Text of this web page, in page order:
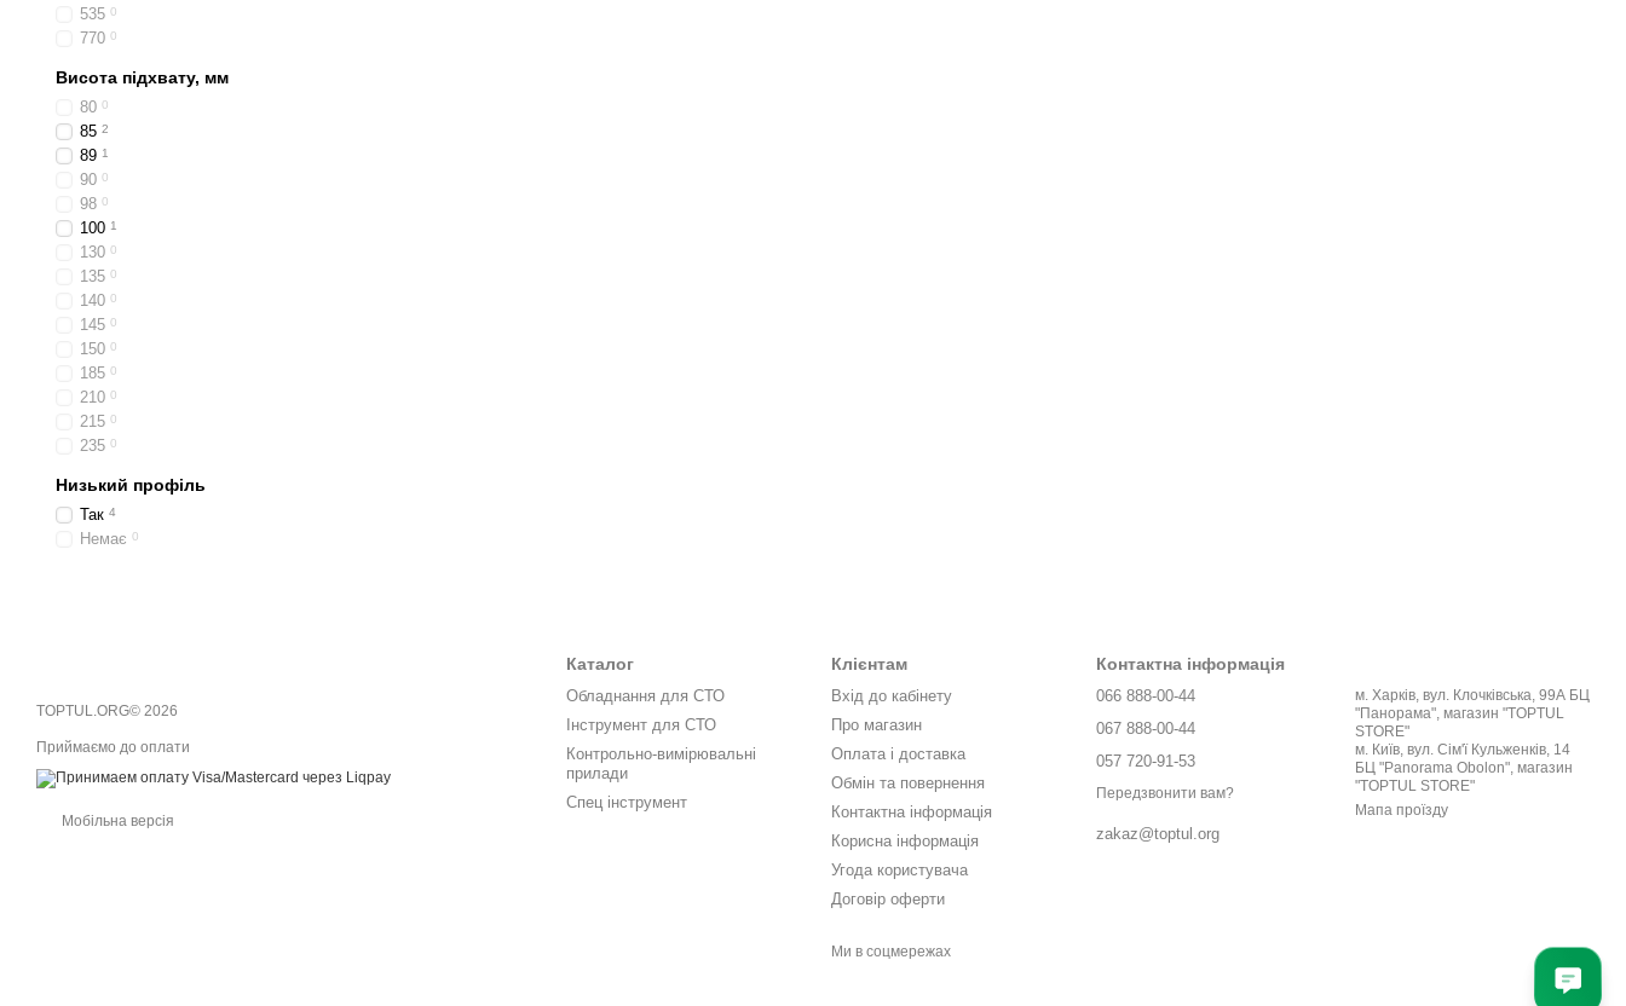
535 0
770 0
Висота підхвату, мм
80 0
85 2
89 1
90 0
98 0
100 1
130 0
135 0
140 0
145 0
150 0
185 0
210 0
215 0
235 0
Низький профіль
Так 4
Немає 0
TOPTUL.ORG© 2026
Приймаємо до оплати
Мобільна версія
Каталог
Обладнання для СТО
Інструмент для СТО
Контрольно-вимірювальні
прилади
Спец інструмент
Клієнтам
Вхід до кабінету
Про магазин
Оплата і доставка
Обмін та повернення
Контактна інформація
Корисна інформація
Угода користувача
Договір оферти
Ми в соцмережах
Контактна інформація
066 888-00-44
067 888-00-44
057 720-91-53
Передзвонити вам?
zakaz@toptul.org
м. Харків, вул. Клочківська, 99А БЦ
"Панорама", магазин "TOPTUL
STORE"
м. Київ, вул. Сім'ї Кульженків, 14
БЦ "Panorama Obolon", магазин
"TOPTUL STORE"
Мапа проїзду